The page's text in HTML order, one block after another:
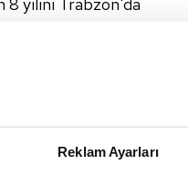
Reklam Ayarları
devlerinin